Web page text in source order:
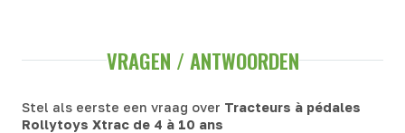
VRAGEN / ANTWOORDEN
Stel als eerste een vraag over Tracteurs à pédales
Rollytoys Xtrac de 4 à 10 ans